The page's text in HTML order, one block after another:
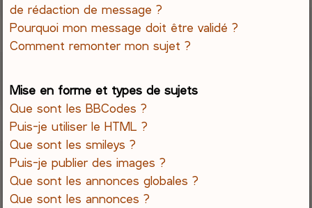
de rédaction de message ?
Pourquoi mon message doit être validé ?
Comment remonter mon sujet ?
Mise en forme et types de sujets
Que sont les BBCodes ?
Puis-je utiliser le HTML ?
Que sont les smileys ?
Puis-je publier des images ?
Que sont les annonces globales ?
Que sont les annonces ?